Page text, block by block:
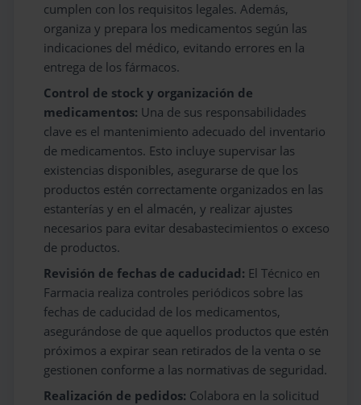
cumplen con los requisitos legales. Además,
organiza y prepara los medicamentos según las
indicaciones del médico, evitando errores en la
entrega de los fármacos.
Control de stock y organización de
medicamentos: Una de sus responsabilidades
clave es el mantenimiento adecuado del inventario
de medicamentos. Esto incluye supervisar las
existencias disponibles, asegurarse de que los
productos estén correctamente organizados en las
estanterías y en el almacén, y realizar ajustes
necesarios para evitar desabastecimientos o exceso
de productos.
Revisión de fechas de caducidad: El Técnico en
Farmacia realiza controles periódicos sobre las
fechas de caducidad de los medicamentos,
asegurándose de que aquellos productos que estén
próximos a expirar sean retirados de la venta o se
gestionen conforme a las normativas de seguridad.
Realización de pedidos: Colabora en la solicitud